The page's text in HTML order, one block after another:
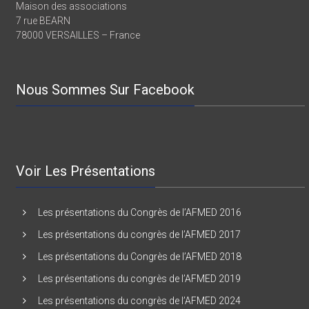
Maison des associations
7 rue BEARN
78000 VERSAILLES – France
Nous Sommes Sur Facebook
Voir Les Présentations
Les présentations du Congrès de l’AFMED 2016
Les présentations du congrès de l’AFMED 2017
Les présentations du Congrès de l’AFMED 2018
Les présentations du congrès de l’AFMED 2019
Les présentations du congrès de l’AFMED 2024